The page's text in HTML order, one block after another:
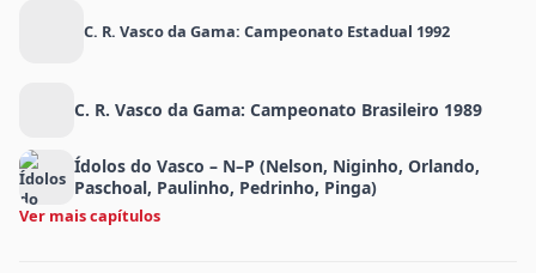
C. R. Vasco da Gama: Campeonato Estadual 1992
C. R. Vasco da Gama: Campeonato Brasileiro 1989
Ídolos do Vasco – N–P (Nelson, Niginho, Orlando,
Paschoal, Paulinho, Pedrinho, Pinga)
Ver mais capítulos